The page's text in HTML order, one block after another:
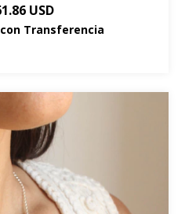
USD
con Transferencia